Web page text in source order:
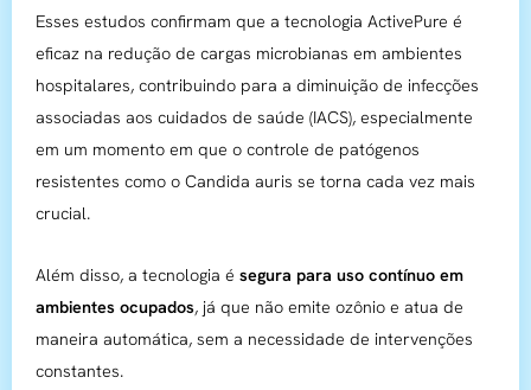
Esses estudos confirmam que a tecnologia ActivePure é
eficaz na redução de cargas microbianas em ambientes
hospitalares, contribuindo para a diminuição de infecções
associadas aos cuidados de saúde (IACS), especialmente
em um momento em que o controle de patógenos
resistentes como o Candida auris se torna cada vez mais
crucial.
Além disso, a tecnologia é segura para uso contínuo em
ambientes ocupados, já que não emite ozônio e atua de
maneira automática, sem a necessidade de intervenções
constantes.